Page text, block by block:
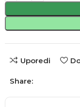
Uporedi
Share: